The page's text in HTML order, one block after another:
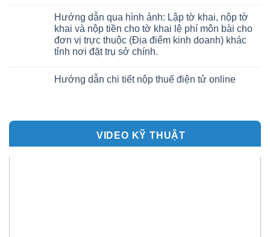
Hướng dẫn qua hình ảnh: Lập tờ khai, nộp tờ
khai và nộp tiền cho tờ khai lệ phí môn bài cho
đơn vị trực thuộc (Địa điểm kinh doanh) khác
tỉnh nơi đặt trụ sở chính.
Hướng dẫn chi tiết nộp thuế điện tử online
VIDEO KỸ THUẬT